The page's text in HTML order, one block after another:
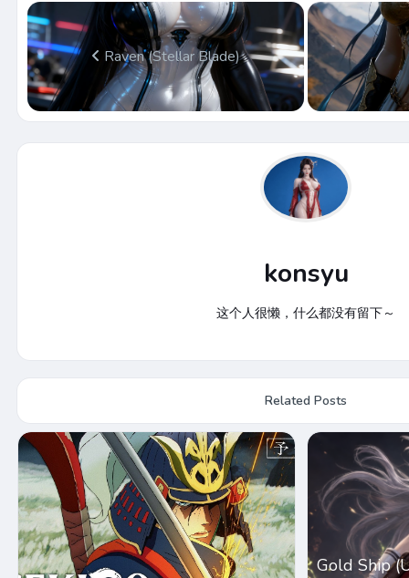
Raven (Stellar Blade)
konsyu
这个人很懒，什么都没有留下～
Related Posts
Gold Ship